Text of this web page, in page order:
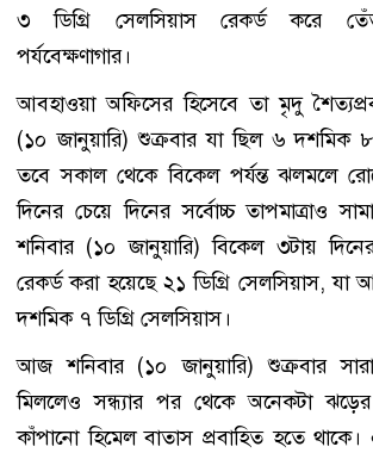
৩ ডিগ্রি সেলসিয়াস রেকর্ড করে
পর্যবেক্ষণাগার।
আবহাওয়া অফিসের হিসেবে তা মৃদু
(১০ জানুয়ারি) শুক্রবার যা ছিল ৬ দশমিক ৮
তবে সকাল থেকে বিকেল পর্যন্ত ঝলমলে
দিনের চেয়ে দিনের সর্বোচ্চ তাপমাত্রাও
শনিবার (১০ জানুয়ারি) বিকেল ৩টায় দিনের
রেকর্ড করা হয়েছে ২১ ডিগ্রি সেলসিয়াস, যা
দশমিক ৭ ডিগ্রি সেলসিয়াস।
আজ শনিবার (১০ জানুয়ারি) শুক্রবার
মিললেও সন্ধ্যার পর থেকে অনেকটা
কাঁপানো হিমেল বাতাস প্রবাহিত হতে থাকে।